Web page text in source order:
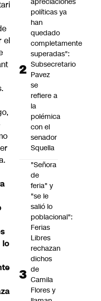
el
lo
políticas ya
han
quedado
completamente
superadas":
Subsecretario
Pavez
se
refiere a
la
polémica
con el
senador
Squella
"Señora
de
feria" y
"se le
salió lo
poblacional":
Ferias
Libres
rechazan
dichos
de
Camila
Flores y